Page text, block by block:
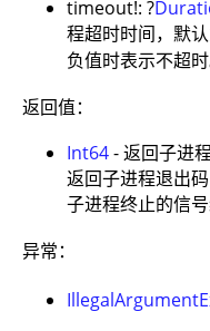
timeout!: ?
程超时时间，默
负值时表示不超时
返回值：
Int64- 返回子进
返回子进程退出
子进程终止的信号
异常：